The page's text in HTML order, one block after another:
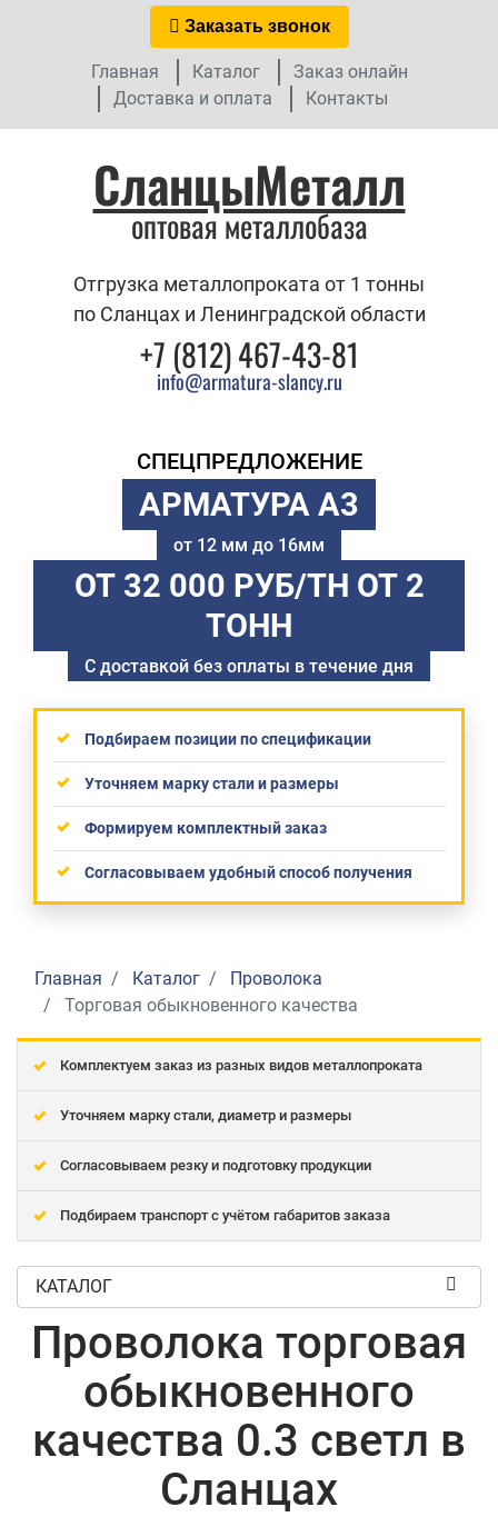
Заказать звонок
Главная Каталог
Заказ онлайн
Доставка и оплата
Контакты
СланцыМеталл
оптовая металлобаза
Отгрузка металлопроката от 1 тонны
по Сланцах и Ленинградской области
+7 (812) 467-43-81
info@armatura-slancy.ru
СПЕЦПРЕДЛОЖЕНИЕ
АРМАТУРА А3
от 12 мм до 16мм
ОТ 32 000 РУБ/ТН ОТ 2
ТОНН
С доставкой без оплаты в течение дня
Подбираем позиции по спецификации
Уточняем марку стали и размеры
Формируем комплектный заказ
Согласовываем удобный способ получения
Главная Каталог
Проволока
Торговая обыкновенного качества
Комплектуем заказ из разных видов металлопроката
Уточняем марку стали, диаметр и размеры
Согласовываем резку и подготовку продукции
Подбираем транспорт с учётом габаритов заказа
КАТАЛОГ
Проволока торговая
обыкновенного
качества 0.3 светл в
Сланцах